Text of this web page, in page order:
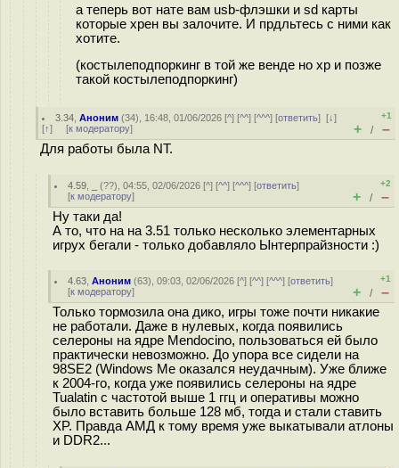
а теперь вот нате вам usb-флэшки и sd карты
которые хрен вы залочите. И прдльтесь с ними как
хотите.
(костылеподпоркинг в той же венде но xp и позже
такой костылеподпоркинг)
3.34 ,Аноним (34), 16:48, 01/06/2026 [^] [^^] [^^^] [ответить][↓]
[↑] [к модератору]
+1
+ / –
Для работы была NT.
4.59 (??), 04:55, 02/06/2026 [^] [^^] [^^^] [ответить]
[к модератору]
+2
+ / –
Ну таки да!
А то, что на на 3.51 только несколько элементарных
игрух бегали - только добавляло Ынтерпрайзности :)
4.63 ,Аноним (63), 09:03, 02/06/2026 [^] [^^] [^^^] [ответить]
[к модератору]
+1
+ / –
Только тормозила она дико, игры тоже почти никакие
не работали. Даже в нулевых, когда появились
селероны на ядре Mendocino, пользоваться ей было
практически невозможно. До упора все сидели на
98SE2 (Windows Me оказался неудачным). Уже ближе
к 2004-го, когда уже появились селероны на ядре
Tualatin с частотой выше 1 ггц и оперативы можно
было вставить больше 128 мб, тогда и стали ставить
XP. Правда АМД к тому время уже выкатывали атлоны
и DDR2...